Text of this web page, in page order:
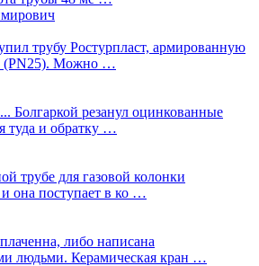
трубу Ростурпласт, армированную
(PN25). Можно …
Болгаркой резанул оцинкованные
туда и обратку …
трубе для газовой колонки
и она поступает в ко …
либо написана
людьми. Керамическая кран …